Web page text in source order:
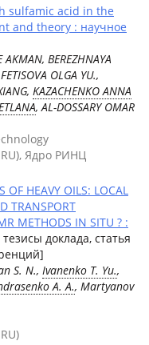
sulfamic acid in the
and theory : научное
AKMAN, BEREZHNAYA
OLGA YU.,
KAZACHENKO ANNA
, AL-DOSSARY OMAR
Ядро РИНЦ
OF HEAVY OILS: LOCAL
TRANSPORT
METHODS IN SITU ? :
доклада, статья
S. N., Ivanenko T. Yu.,
A. A., Martyanov